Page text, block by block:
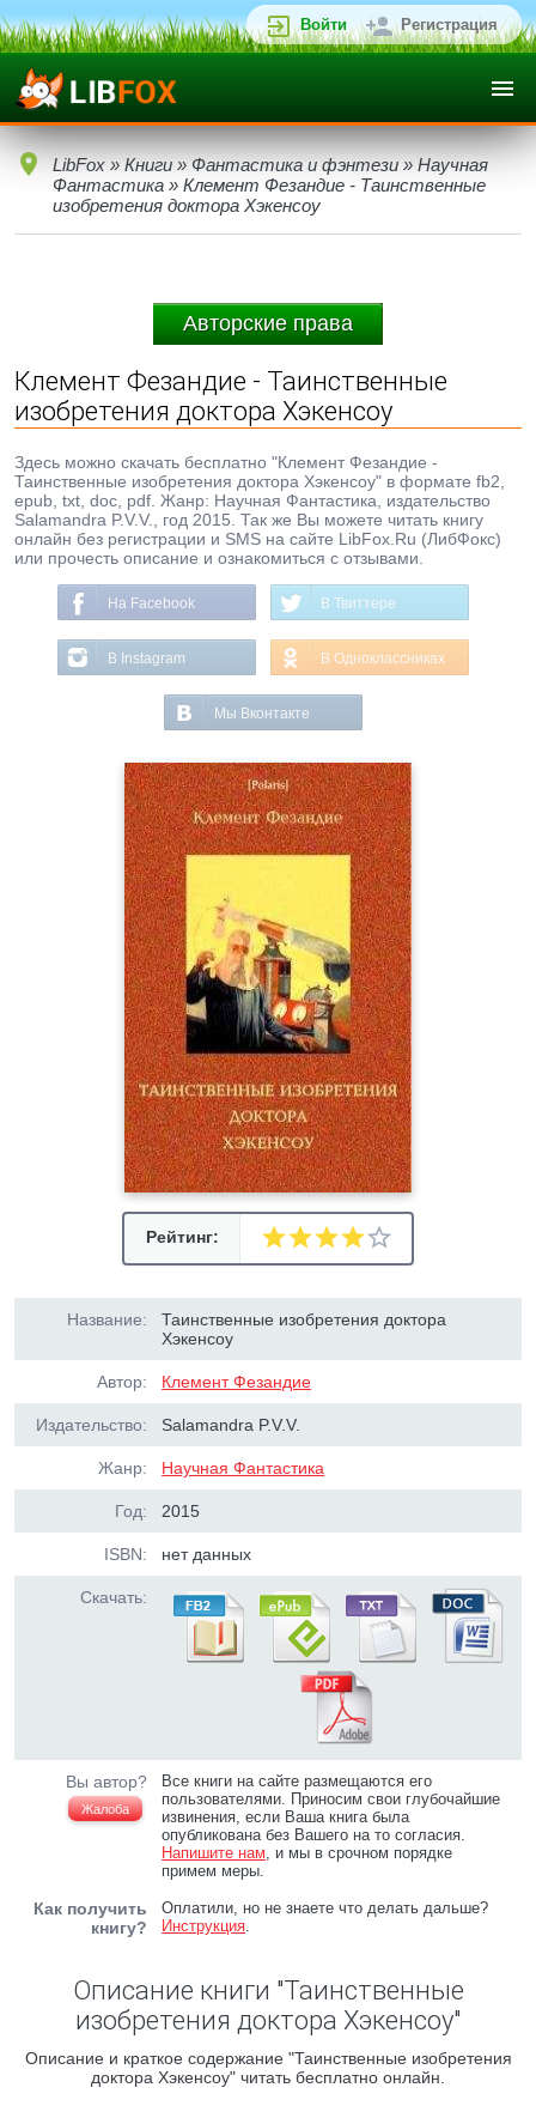
Войти Регистрация
LibFox » Книги » Фантастика и фэнтези » Научная
Фантастика » Клемент Фезандие - Таинственные
изобретения доктора Хэкенсоу
Авторские права
Клемент Фезандие - Таинственные
изобретения доктора Хэкенсоу
Здесь можно скачать бесплатно "Клемент Фезандие -
Таинственные изобретения доктора Хэкенсоу" в формате fb2,
epub, txt, doc, pdf. Жанр: Научная Фантастика, издательство
Salamandra P.V.V., год 2015. Так же Вы можете читать книгу
онлайн без регистрации и SMS на сайте LibFox.Ru (ЛибФокс)
или прочесть описание и ознакомиться с отзывами.
На Facebook В Твиттере
В Instagram В Одноклассниках
Мы Вконтакте
Рейтинг:
Название:
Таинственные изобретения доктора
Хэкенсоу
Автор: Клемент Фезандие
Издательство: Salamandra P.V.V.
Жанр: Научная Фантастика
Год: 2015
ISBN: нет данных
Скачать:
Вы автор?
Жалоба
Все книги на сайте размещаются его
пользователями. Приносим свои глубочайшие
извинения, если Ваша книга была
опубликована без Вашего на то согласия.
Напишите нам, и мы в срочном порядке
примем меры.
Как получить
книгу?
Оплатили, но не знаете что делать дальше?
Инструкция.
Описание книги "Таинственные
изобретения доктора Хэкенсоу"
Описание и краткое содержание "Таинственные изобретения
доктора Хэкенсоу" читать бесплатно онлайн.